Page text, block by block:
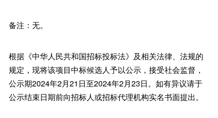
备注：无。
根据《中华人民共和国招标投标法》及相关法律、法规的
规定，现将该项目中标候选人予以公示，接受社会监督，
公示期2024年2月21日至2024年2月23日。如有异议请于
公示结束日期前向招标人或招标代理机构实名书面提出。